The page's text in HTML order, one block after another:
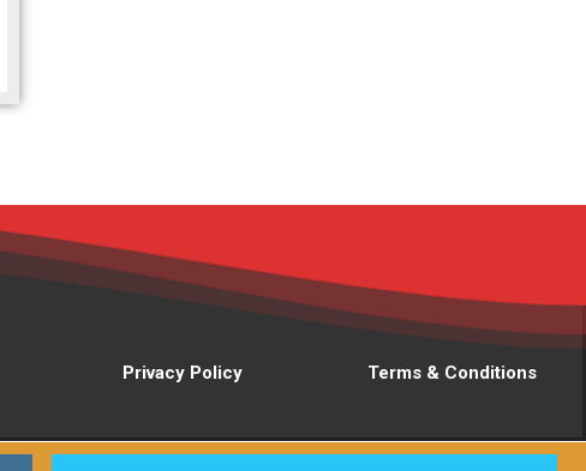
Privacy Policy Terms & Conditions